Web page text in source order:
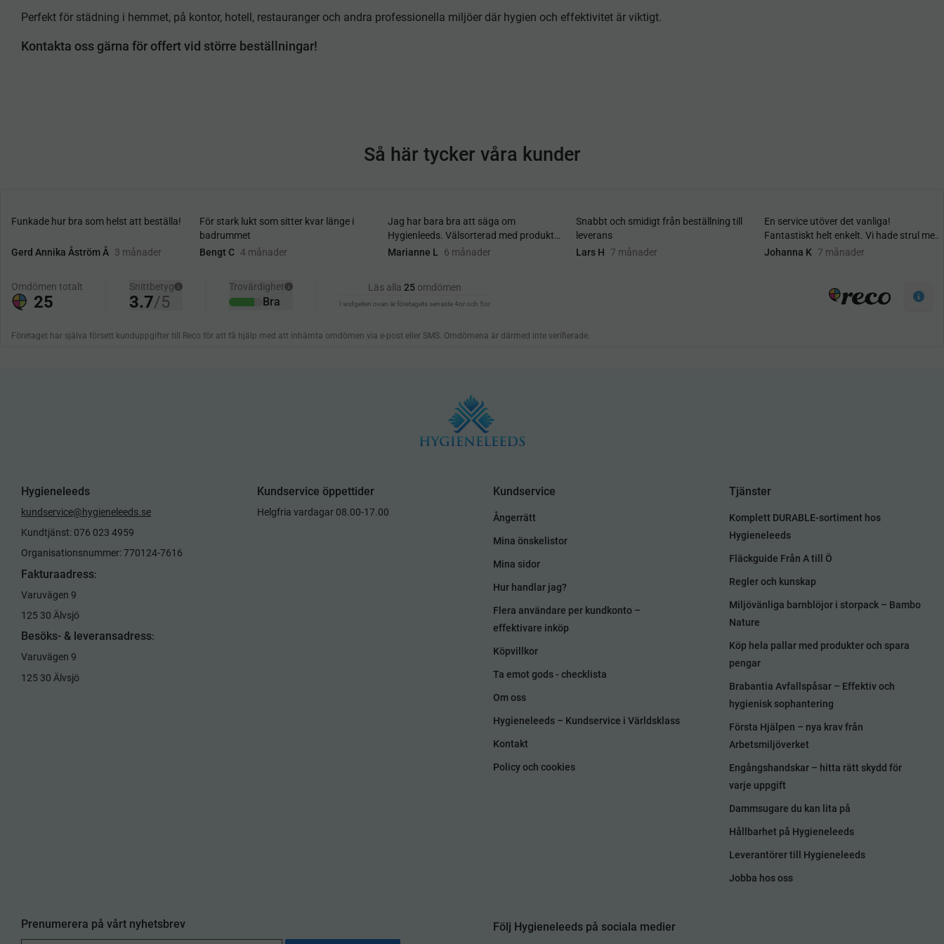
Perfekt för städning i hemmet, på kontor, hotell, restauranger och andra professionella miljöer där hygien och effektivitet är viktigt.
Kontakta oss gärna för offert vid större beställningar!
Så här tycker våra kunder
Hygieneleeds
kundservice@hygieneleeds.se
Kundtjänst: 076 023 4959
Organisationsnummer: 770124-7616
Fakturaadress:
Varuvägen 9
125 30 Älvsjö
Besöks- & leveransadress:
Varuvägen 9
125 30 Älvsjö
Kundservice öppettider
Helgfria vardagar 08.00-17.00
Följ Hygieneleeds på sociala medier
Prenumerera på vårt nyhetsbrev
Kundservice
Ångerrätt
Mina önskelistor
Mina sidor
Hur handlar jag?
Flera användare per kundkonto –
effektivare inköp
Köpvillkor
Ta emot gods - checklista
Om oss
Hygieneleeds – Kundservice i Världsklass
Kontakt
Policy och cookies
Tjänster
Komplett DURABLE-sortiment hos
Hygieneleeds
Fläckguide Från A till Ö
Regler och kunskap
Miljövänliga barnblöjor i storpack – Bambo
Nature
Köp hela pallar med produkter och spara
pengar
Brabantia Avfallspåsar – Effektiv och
hygienisk sophantering
Första Hjälpen – nya krav från
Arbetsmiljöverket
Engångshandskar – hitta rätt skydd för
varje uppgift
Dammsugare du kan lita på
Hållbarhet på Hygieneleeds
Leverantörer till Hygieneleeds
Jobba hos oss